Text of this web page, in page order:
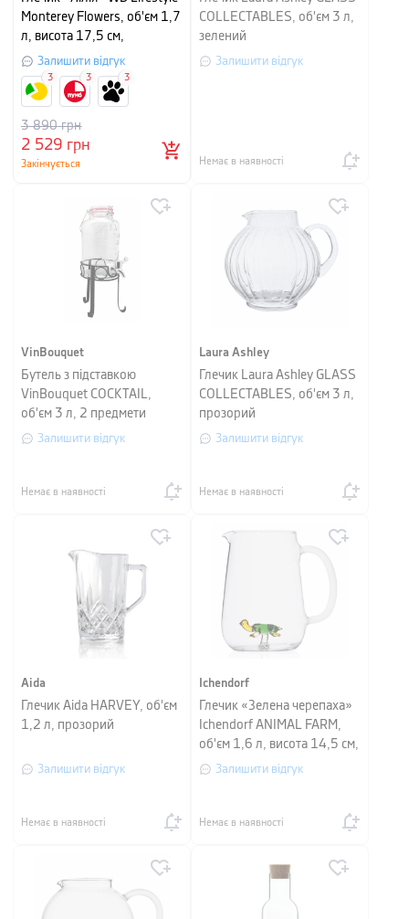
Monterey Flowers, об'єм 1,7
л, висота 17,5 см,
прозорий
Залишити відгук
2 529 грн
3 890грн
Закінчується
3 3 3
COLLECTABLES, об'єм 3 л,
зелений
Залишити відгук
Немає в наявності
VinBouquet
Бутель з підставкою
VinBouquet COCKTAIL,
об'єм 3 л, 2 предмети
Залишити відгук
Немає в наявності
Laura Ashley
Глечик Laura Ashley GLASS
COLLECTABLES, об'єм 3 л,
прозорий
Залишити відгук
Немає в наявності
Aida
Глечик Aida HARVEY, об'єм
1,2 л, прозорий
Залишити відгук
Немає в наявності
Ichendorf
Глечик «Зелена черепаха»
Ichendorf ANIMAL FARM,
об'єм 1,6 л, висота 14,5 см,
прозорий
Залишити відгук
Немає в наявності